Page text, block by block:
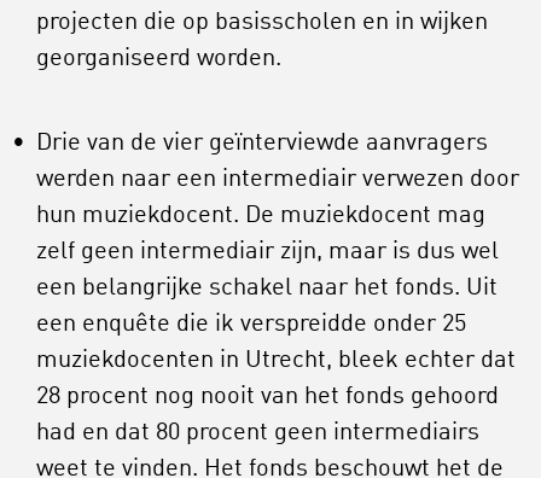
projecten die op basisscholen en in wijken
georganiseerd worden.
Drie van de vier geïnterviewde aanvragers
werden naar een intermediair verwezen door
hun muziekdocent. De muziekdocent mag
zelf geen intermediair zijn, maar is dus wel
een belangrijke schakel naar het fonds. Uit
een enquête die ik verspreidde onder 25
muziekdocenten in Utrecht, bleek echter dat
28 procent nog nooit van het fonds gehoord
had en dat 80 procent geen intermediairs
weet te vinden. Het fonds beschouwt het de